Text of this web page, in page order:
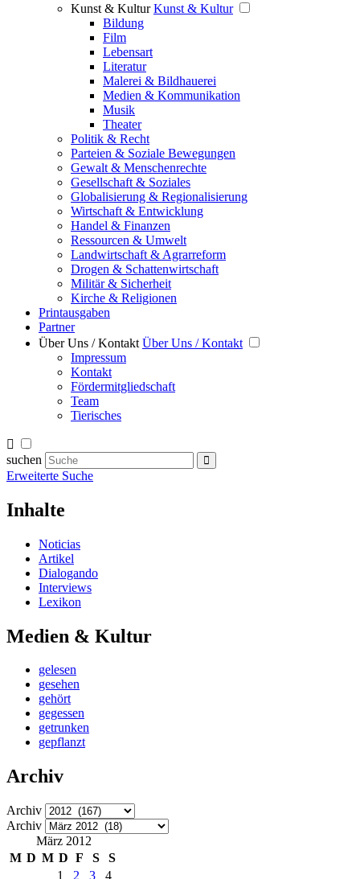
Kunst & Kultur Kunst & Kultur
Bildung
Film
Lebensart
Literatur
Malerei & Bildhauerei
Medien & Kommunikation
Musik
Theater
Politik & Recht
Parteien & Soziale Bewegungen
Gewalt & Menschenrechte
Gesellschaft & Soziales
Globalisierung & Regionalisierung
Wirtschaft & Entwicklung
Handel & Finanzen
Ressourcen & Umwelt
Landwirtschaft & Agrarreform
Drogen & Schattenwirtschaft
Militär & Sicherheit
Kirche & Religionen
Printausgaben
Partner
Über Uns / Kontakt Über Uns / Kontakt
Impressum
Kontakt
Fördermitgliedschaft
Team
Tierisches
suchen
Erweiterte Suche
Inhalte
Noticias
Artikel
Dialogando
Interviews
Lexikon
Medien & Kultur
gelesen
gesehen
gehört
gegessen
getrunken
gepflanzt
Archiv
Archiv
Archiv
März 2012
M D M D F S
S
1
2 3 4